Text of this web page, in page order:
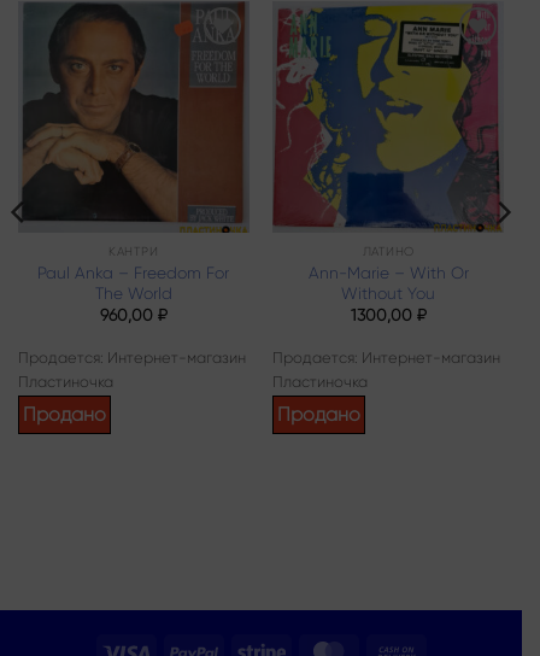
Add to
КАНТРИ
Paul Anka – Freedom For
The World
960,00 ₽
Продается: Интернет-магазин
Пластиночка
Продано
Add to
wishlist
ЛАТИНО
Ann-Marie – With Or
Without You
1300,00 ₽
Продается: Интернет-магазин
Пластиночка
Продано
Visa PayPal Stripe MasterCard